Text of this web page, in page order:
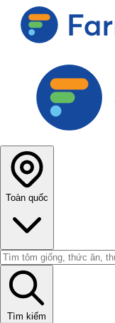
Toàn quốc
Tìm kiếm